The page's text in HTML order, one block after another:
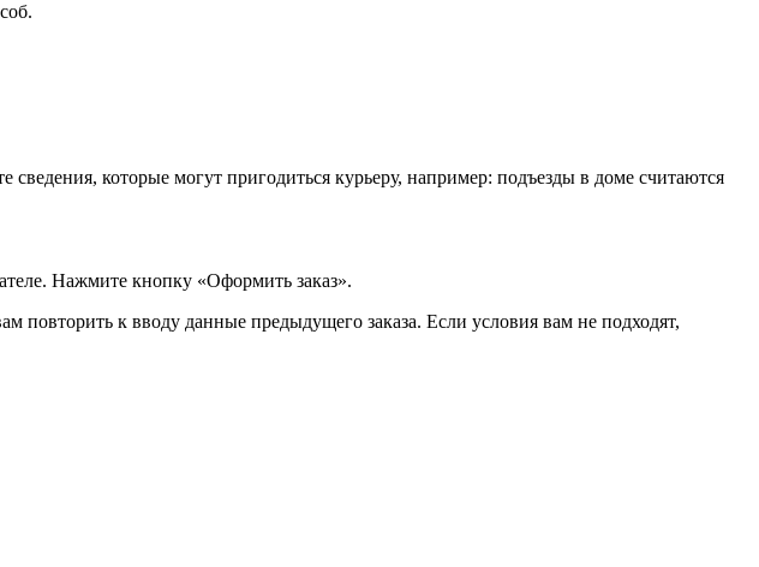
которые могут пригодиться курьеру, например: подъезды в доме считаются
Нажмите кнопку «Оформить заказ».
к вводу данные предыдущего заказа. Если условия вам не подходят,